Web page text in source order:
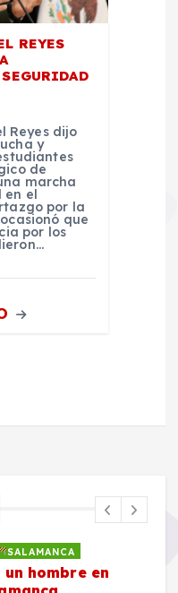
REYES
Reyes dijo
y
de
marcha
en el
por la
que
por los
SALAMANCA
hombre en